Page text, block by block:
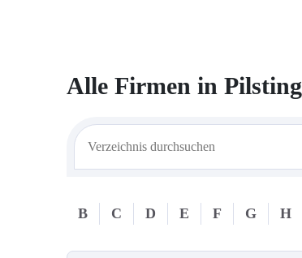
Alle Firmen in Pilsting
B C D E F G H